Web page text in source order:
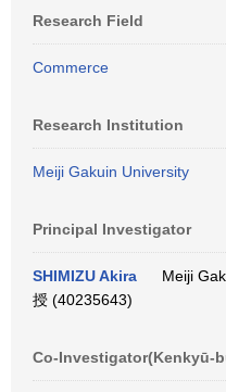
Research Field
Commerce
Research Institution
Meiji Gakuin University
Principal Investigator
SHIMIZU Akira
Meiji
授 (40235643)
Co-Investigator(Kenkyū-